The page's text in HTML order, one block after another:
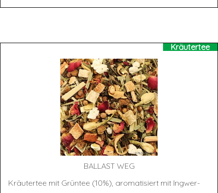
Kräutertee
BAL­LAST WEG
Kräutertee mit Grüntee (10%), aromatisiert mit Ingwer-